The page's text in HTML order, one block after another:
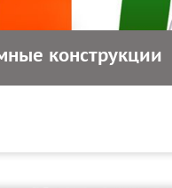
конструкции